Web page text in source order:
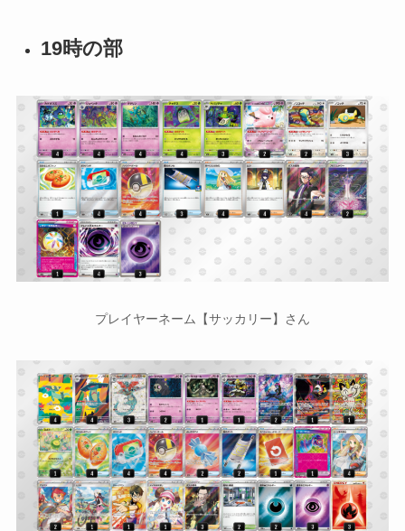
19時の部
プレイヤーネーム【サッカリー】さん